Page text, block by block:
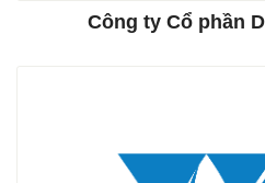
Công ty Cổ phần